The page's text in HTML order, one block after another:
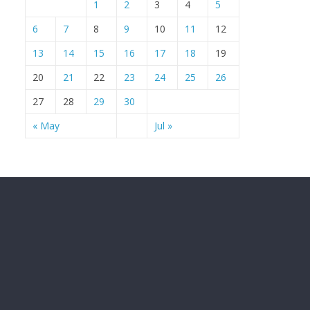
« May Jul »
1 2 3 4
5
6
7 8 9 10 11
12
13
14 15 16 17 18
19
20
21 22 23 24 25
26
27
28 29 30